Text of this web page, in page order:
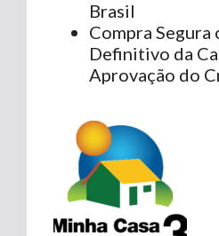
Brasil
Compra Segura
Definitivo da
Aprovação do